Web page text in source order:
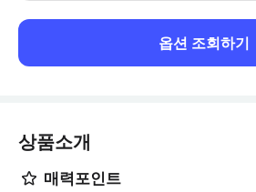
옵션 조회하기
상품소개
매력포인트